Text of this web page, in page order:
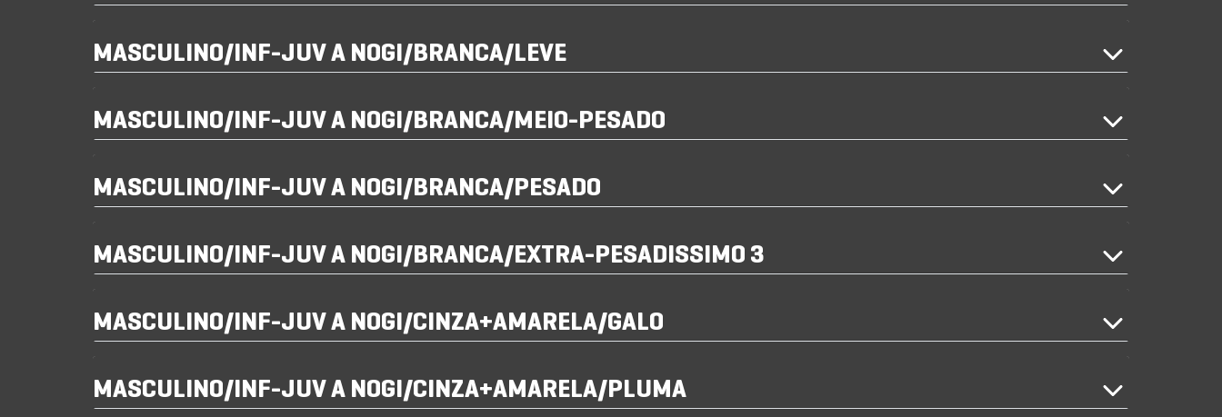
MASCULINO/INF-JUV A NOGI/BRANCA/LEVE
MASCULINO/INF-JUV A NOGI/BRANCA/MEIO-PESADO
MASCULINO/INF-JUV A NOGI/BRANCA/PESADO
MASCULINO/INF-JUV A NOGI/BRANCA/EXTRA-PESADISSIMO 3
MASCULINO/INF-JUV A NOGI/CINZA+AMARELA/GALO
MASCULINO/INF-JUV A NOGI/CINZA+AMARELA/PLUMA